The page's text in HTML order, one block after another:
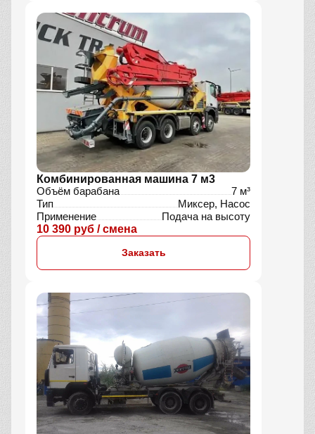
Комбинированная машина 7 м3
Объём барабана
7 м³
Тип
Миксер, Насос
Применение
Подача на высоту
10 390 руб / смена
Заказать